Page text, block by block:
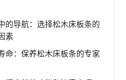
的导航：选择松木床板条的
素
命：保养松木床板条的专家